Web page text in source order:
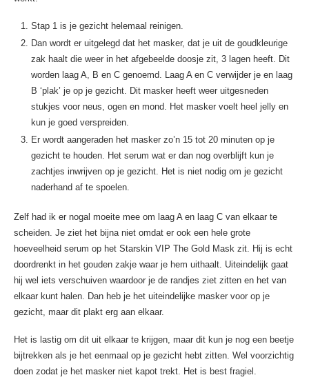
Stap 1 is je gezicht helemaal reinigen.
Dan wordt er uitgelegd dat het masker, dat je uit de goudkleurige
zak haalt die weer in het afgebeelde doosje zit, 3 lagen heeft. Dit
worden laag A, B en C genoemd. Laag A en C verwijder je en laag
B ‘plak’ je op je gezicht. Dit masker heeft weer uitgesneden
stukjes voor neus, ogen en mond. Het masker voelt heel jelly en
kun je goed verspreiden.
Er wordt aangeraden het masker zo’n 15 tot 20 minuten op je
gezicht te houden. Het serum wat er dan nog overblijft kun je
zachtjes inwrijven op je gezicht. Het is niet nodig om je gezicht
naderhand af te spoelen.
Zelf had ik er nogal moeite mee om laag A en laag C van elkaar te
scheiden. Je ziet het bijna niet omdat er ook een hele grote
hoeveelheid serum op het Starskin VIP The Gold Mask zit. Hij is echt
doordrenkt in het gouden zakje waar je hem uithaalt. Uiteindelijk gaat
hij wel iets verschuiven waardoor je de randjes ziet zitten en het van
elkaar kunt halen. Dan heb je het uiteindelijke masker voor op je
gezicht, maar dit plakt erg aan elkaar.
Het is lastig om dit uit elkaar te krijgen, maar dit kun je nog een beetje
bijtrekken als je het eenmaal op je gezicht hebt zitten. Wel voorzichtig
doen zodat je het masker niet kapot trekt. Het is best fragiel.